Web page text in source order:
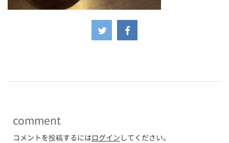
comment
コメントを投稿するにはログイン してください。